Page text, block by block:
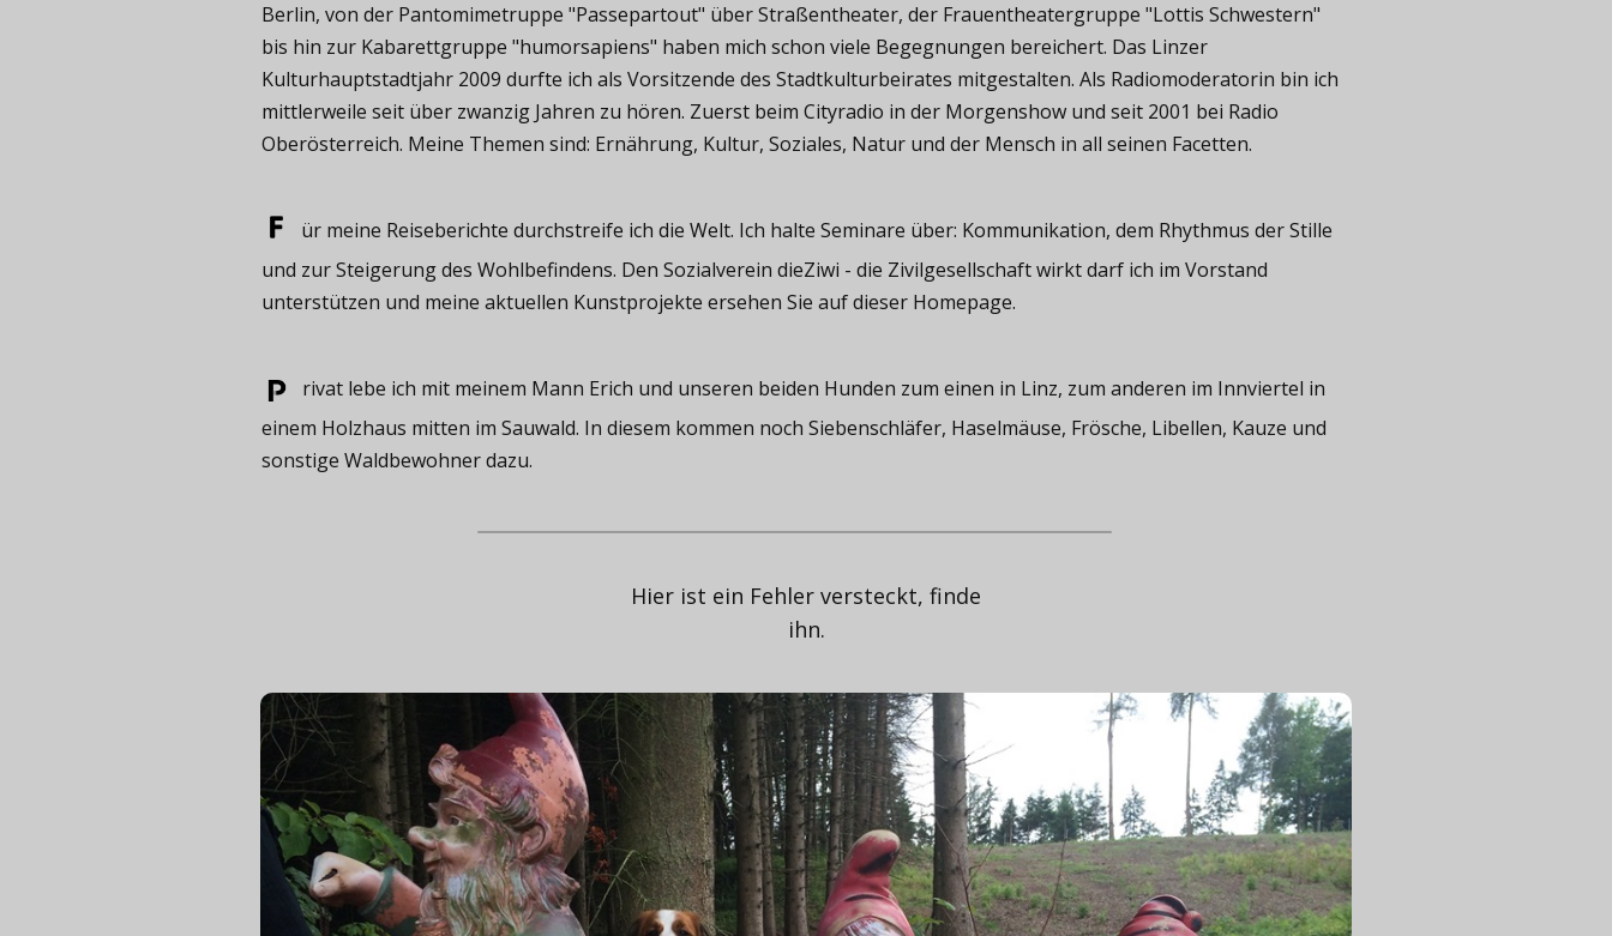
Berlin, von der Pantomimetruppe "Passepartout" über Straßentheater, der Frauentheatergruppe "Lottis Schwestern"
bis hin zur Kabarettgruppe "humorsapiens" haben mich schon viele Begegnungen bereichert. Das Linzer
Kulturhauptstadtjahr 2009 durfte ich als Vorsitzende des Stadtkulturbeirates mitgestalten. Als Radiomoderatorin bin ich
mittlerweile seit über zwanzig Jahren zu hören. Zuerst beim Cityradio in der Morgenshow und seit 2001 bei Radio
Oberösterreich. Meine Themen sind: Ernährung, Kultur, Soziales, Natur und der Mensch in all seinen Facetten.
ür meine ​Reiseberichte durchstreife ich die Welt. Ich halte Seminare über: Kommunikation, dem Rhythmus der Stille
und zur Steigerung des Wohlbefindens. Den Sozialverein dieZiwi - die Zivilgesellschaft wirkt darf ich im Vorstand
unterstützen und meine aktuellen Kunstprojekte ersehen Sie auf dieser Homepage.
rivat ​lebe ich mit meinem Mann Erich und unseren beiden Hunden zum einen in Linz, zum anderen im Innviertel in
einem Holzhaus mitten im Sauwald. In diesem kommen noch Siebenschläfer, Haselmäuse, Frösche, Libellen, Kauze und
sonstige Waldbewohner dazu.
Hier ist ein Fehler versteckt, finde
ihn.